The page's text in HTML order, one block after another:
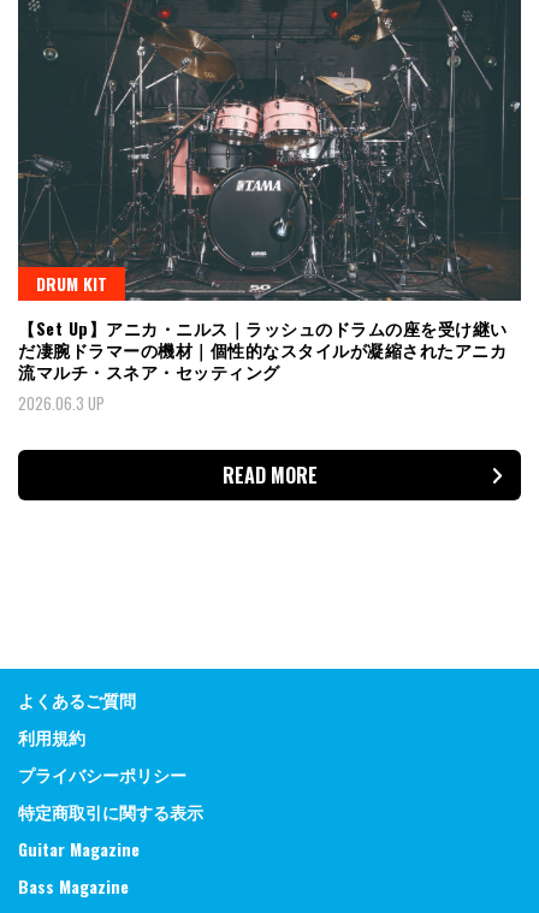
DRUM KIT
【Set Up】アニカ・ニルス｜ラッシュのドラムの座を受け継い
だ凄腕ドラマーの機材｜個性的なスタイルが凝縮されたアニカ
流マルチ・スネア・セッティング
2026.06.3 UP
READ MORE
よくあるご質問
利用規約
プライバシーポリシー
特定商取引に関する表示
Guitar Magazine
Bass Magazine